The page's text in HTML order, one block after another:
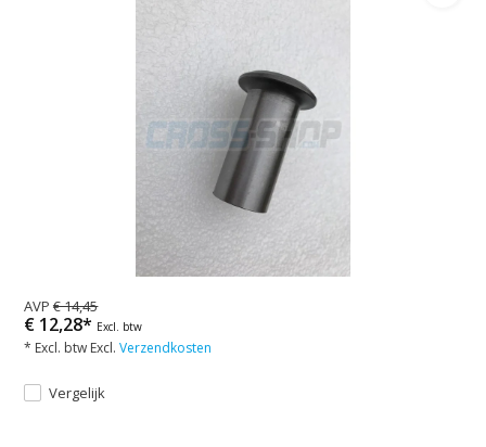
AVP€ 14,45
€ 12,28* Excl. btw
* Excl. btw Excl.Verzendkosten
Vergelijk